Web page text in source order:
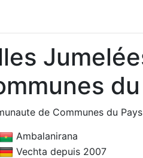
de Communes du
Ambalanirana
Vechta depuis 2007